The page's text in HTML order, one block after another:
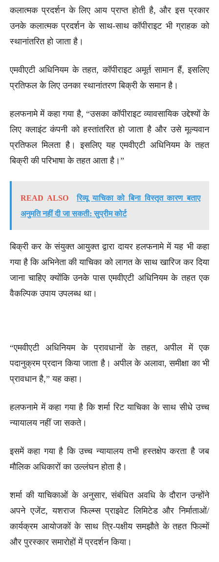
कलात्मक प्रदर्शन के लिए आय प्राप्त होती है, और इस प्रकार
उनके कलात्मक प्रदर्शन के साथ-साथ कॉपीराइट भी ग्राहक को
स्थानांतरित हो जाता है।
एमवीएटी अधिनियम के तहत, कॉपीराइट अमूर्त सामान हैं, इसलिए
प्रतिफल के लिए उनका स्थानांतरण बिक्री के समान है।
हलफनामे में कहा गया है, “उसका कॉपीराइट व्यावसायिक उद्देश्यों के
लिए क्लाइंट कंपनी को हस्तांतरित हो जाता है और उसे मूल्यवान
प्रतिफल मिलता है। इसलिए यह एमवीएटी अधिनियम के तहत
बिक्री की परिभाषा के तहत आता है।”
READ ALSO
रिव्यू याचिका को बिना विस्तृत कारण बताए
अनुमति नहीं दी जा सकती: सुप्रीम कोर्ट
बिक्री कर के संयुक्त आयुक्त द्वारा दायर हलफनामे में यह भी कहा
गया है कि अभिनेता की याचिका को लागत के साथ खारिज कर दिया
जाना चाहिए क्योंकि उनके पास एमवीएटी अधिनियम के तहत एक
वैकल्पिक उपाय उपलब्ध था।
“एमवीएटी अधिनियम के प्रावधानों के तहत, अपील में एक
पदानुक्रम प्रदान किया जाता है। अपील के अलावा, समीक्षा का भी
प्रावधान है,” यह कहा।
हलफनामे में कहा गया है कि शर्मा रिट याचिका के साथ सीधे उच्च
न्यायालय नहीं जा सकते।
इसमें कहा गया है कि उच्च न्यायालय तभी हस्तक्षेप करता है जब
मौलिक अधिकारों का उल्लंघन होता है।
शर्मा की याचिकाओं के अनुसार, संबंधित अवधि के दौरान उन्होंने
अपने एजेंट, यशराज फिल्म्स प्राइवेट लिमिटेड और निर्माताओं/
कार्यक्रम आयोजकों के साथ त्रि-पक्षीय समझौते के तहत फिल्मों
और पुरस्कार समारोहों में प्रदर्शन किया।